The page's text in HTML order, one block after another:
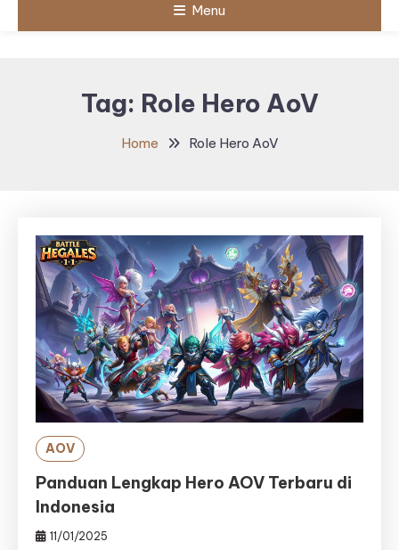
Menu
Tag: Role Hero AoV
Home Role Hero AoV
AOV
Panduan Lengkap Hero AOV Terbaru di
Indonesia
11/01/2025